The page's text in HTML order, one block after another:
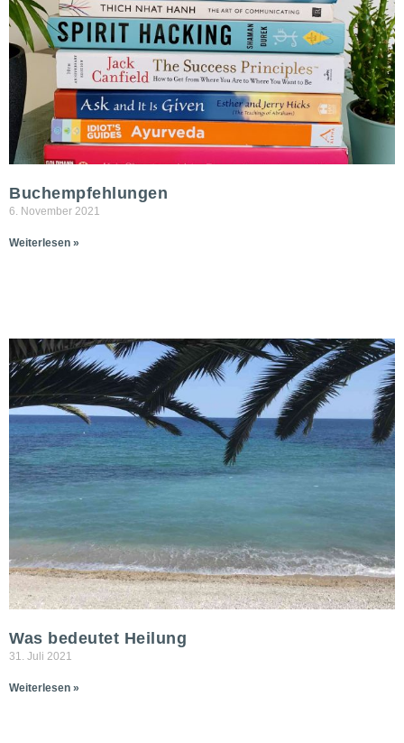
Buchempfehlungen
6. November 2021
Weiterlesen »
Was bedeutet Heilung
31. Juli 2021
Weiterlesen »